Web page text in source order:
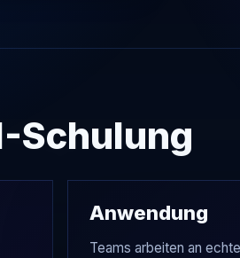
Schulung
Anwendung
Teams arbeiten an